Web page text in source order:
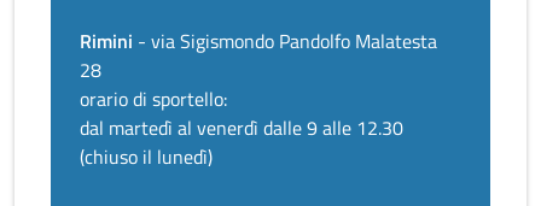
Rimini - via Sigismondo Pandolfo Malatesta
28
orario di sportello:
dal martedì al venerdì dalle 9 alle 12.30
(chiuso il lunedì)